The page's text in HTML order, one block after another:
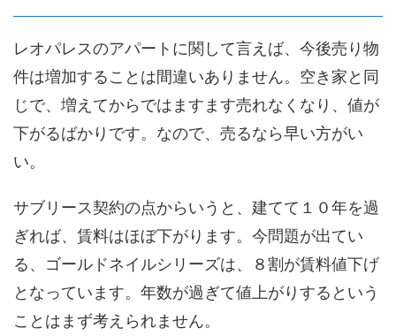
レオパレスのアパートに関して言えば、今後売り物
件は増加することは間違いありません。空き家と同
じで、増えてからではますます売れなくなり、値が
下がるばかりです。なので、売るなら早い方がい
い。
サブリース契約の点からいうと、建てて１０年を過
ぎれば、賃料はほぼ下がります。今問題が出てい
る、ゴールドネイルシリーズは、８割が賃料値下げ
となっています。年数が過ぎて値上がりするという
ことはまず考えられません。